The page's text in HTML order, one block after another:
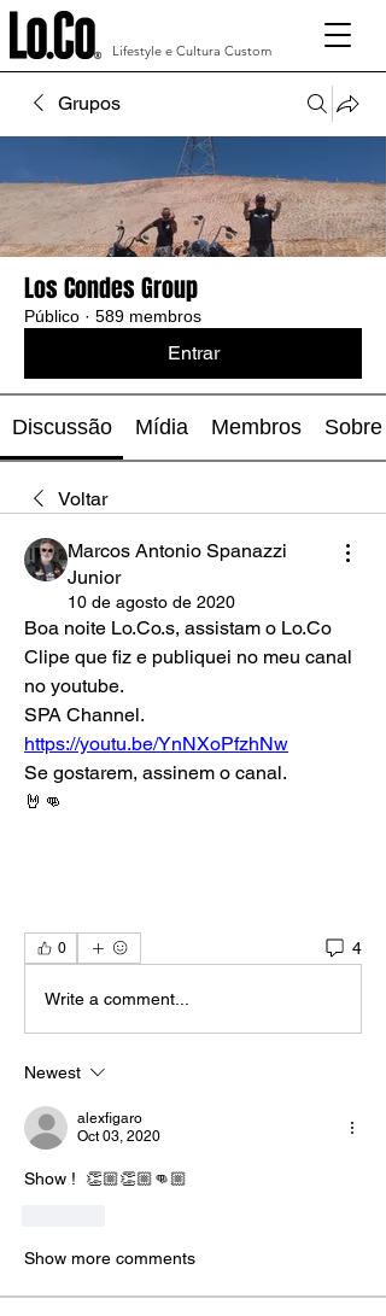
Lifestyle e Cultura Custom
Grupos
Los Condes Group
Público · 589 membros
Entrar
Discussão Mídia Membros Sobre
Voltar
Marcos Antonio Spanazzi
Junior
10 de agosto de 2020
Boa noite Lo.Co.s, assistam o Lo.Co
Clipe que fiz e publiquei no meu canal
no youtube.
SPA Channel.
https://youtu.be/YnNXoPfzhNw
Se gostarem, assinem o canal.
🤘👊
0 4
Write a comment...
Newest
alexfigaro
Oct 03, 2020
Show !  👏🏼👏🏼👊🏼
Show more comments